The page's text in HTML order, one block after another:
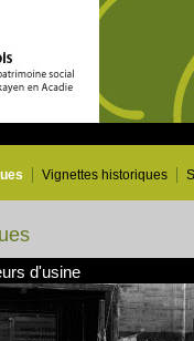
Vignettes historiques
d'usine